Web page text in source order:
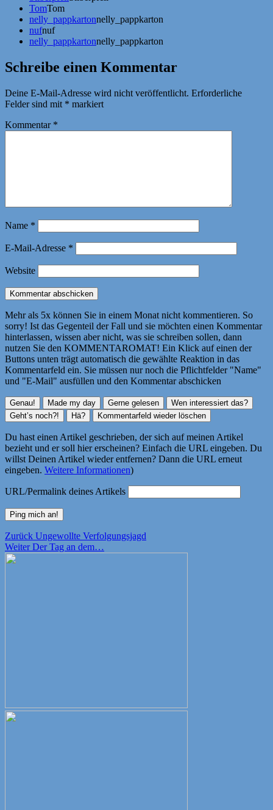
TomTom
nelly_pappkartonnelly_pappkarton
nufnuf
nelly_pappkartonnelly_pappkarton
Schreibe einen Kommentar
Deine E-Mail-Adresse wird nicht veröffentlicht. Erforderliche
Felder sind mit * markiert
Kommentar *
Name *
E-Mail-Adresse *
Website
Mehr als 5x können Sie in einem Monat nicht kommentieren. So
sorry! Ist das Gegenteil der Fall und sie möchten einen Kommentar
hinterlassen, wissen aber nicht, was sie schreiben sollen, dann
nutzen Sie den KOMMENTAROMAT! Ein Klick auf einen der
Buttons unten trägt automatisch die gewählte Reaktion in das
Kommentarfeld ein. Sie müssen nur noch die Pflichtfelder "Name"
und "E-Mail" ausfüllen und den Kommentar abschicken
Du hast einen Artikel geschrieben, der sich auf meinen Artikel
bezieht und er soll hier erscheinen? Einfach die URL eingeben. Du
willst Deinen Artikel wieder entfernen? Dann die URL erneut
eingeben. Weitere Informationen)
URL/Permalink deines Artikels
Beitragsnavigation
Zurück Vorheriger
Beitrag:
Ungewollte Verfolgungsjagd
Weiter Nächster
Der Tag an dem…